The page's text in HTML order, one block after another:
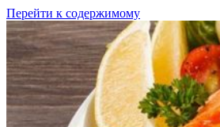
Перейти к содержимому